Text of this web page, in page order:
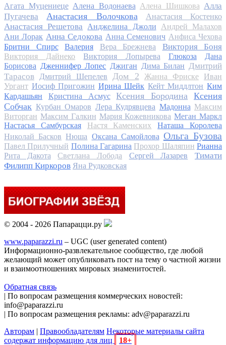
Агата Муцениеце Алена Водонаева Алена Шишкова Алла
Пугачева
Анастасия Волочкова Анастасия Костенко
Анастасия Решетова Анджелина Джоли
Андрей Малахов
Ани Лорак Анна Седокова Анна Семенович Анфиса Чехова
Бритни Спирс
Валерия Вера Брежнева Виктория Боня
Виктория Дайнеко Виктория Лопырева Глюкоза
Дана
Борисова Дженнифер Лопес Джиган Дима Билан Дмитрий
Тарасов
Дмитрий Шепелев Дом 2 Жанна Фриске
Иван
Ургант Иосиф Пригожин Ирина Шейк Кейт Миддлтон Ким
Кардашьян
Кристина Асмус Ксения Бородина
Ксения
Собчак Курбан Омаров Лера Кудрявцева Мадонна Максим
Виторган Максим Галкин Мария Кожевникова Меган Маркл
Настасья Самбурская
Настя Каменских
Наташа Королева
Николай Басков Нюша Оксана Самойлова Ольга Бузова
Павел Прилучный Полина Гагарина Прохор Шаляпин Рианна
Рита Дакота
Светлана Лобода Сергей Лазарев
Тимати
Филипп Киркоров Яна Рудковская
© 2004 - 2026 Папарацци.ру
www.paparazzi.ru – UGC (user generated content)
Информационно-развлекательное сообщество, где любой
желающий может опубликовать пост на тему о частной жизни
и взаимоотношениях мировых знаменитостей.
Обратная связь
| По вопросам размещения коммерческих новостей:
info@paparazzi.ru
| По вопросам размещения рекламы: adv@paparazzi.ru
Авторам | Правообладателям Некоторые материалы сайта
содержат информацию для лиц
18+